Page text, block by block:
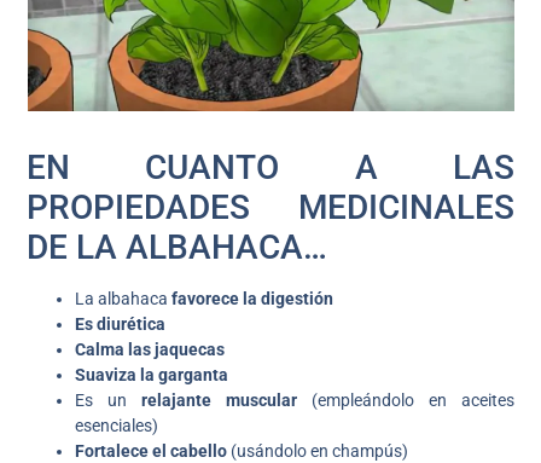
EN CUANTO A LAS
PROPIEDADES MEDICINALES
DE LA ALBAHACA…
La albahaca favorece la digestión
Es diurética
Calma las jaquecas
Suaviza la garganta
Es unrelajante muscular (empleándolo en aceites
esenciales)
Fortalece el cabello (usándolo en champús)